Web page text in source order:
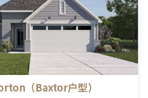
（Baxtor户型）